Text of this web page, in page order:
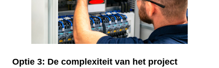
Optie 3: De complexiteit van het project